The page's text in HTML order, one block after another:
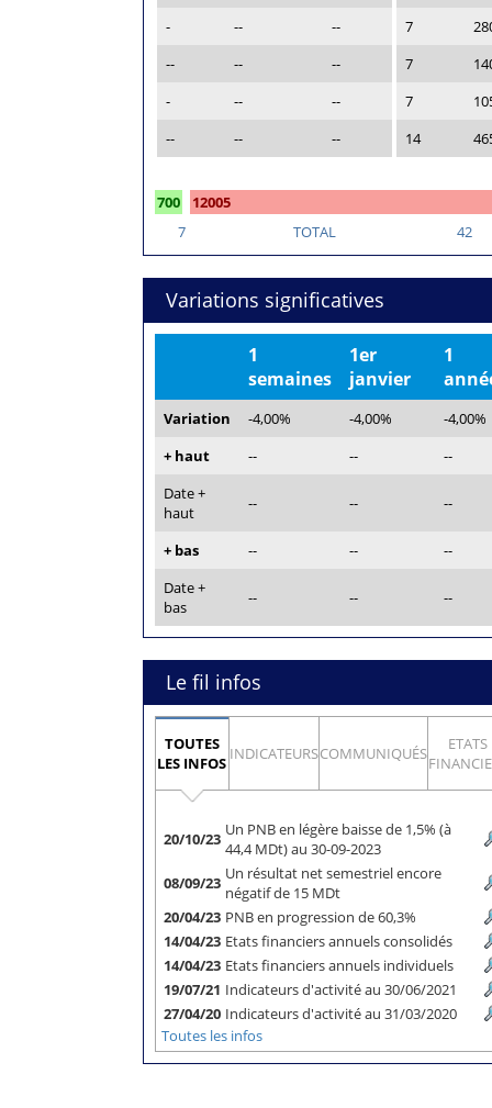
-
--
--
--
--
--
-
--
--
--
-- --
7
7
7
14
700
12005
7
TOTAL 42
Variations significatives
1
semaines
1er
janvier
1
Variation -4,00% -4,00%
-4,00%
+ haut
-- --
--
Date +
haut
-- -- --
+ bas -- --
--
Date +
bas
-- -- --
Le fil infos
TOUTES
LES INFOS INDICATEURSCOMMUNIQUÉS
ETATS
20/10/23 Un PNB en légère baisse de 1,5% (à
44,4 MDt) au 30-09-2023
08/09/23 Un résultat net semestriel encore
négatif de 15 MDt
20/04/23 PNB en progression de 60,3%
14/04/23 Etats financiers annuels consolidés
14/04/23 Etats financiers annuels individuels
19/07/21 Indicateurs d'activité au 30/06/2021
27/04/20 Indicateurs d'activité au 31/03/2020
Toutes les infos